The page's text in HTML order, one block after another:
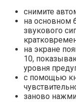
снимите
на основном
звукового
на экране
10,
уровня
с помощью
заново